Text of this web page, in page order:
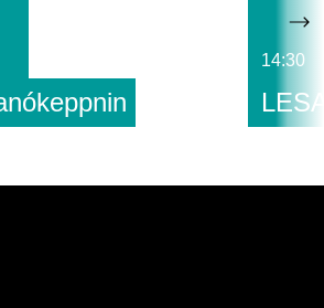
14:30